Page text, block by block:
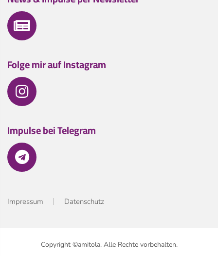
Folge mir auf Instagram
Impulse bei Telegram
Impressum Datenschutz
Copyright ©amitola. Alle Rechte vorbehalten.